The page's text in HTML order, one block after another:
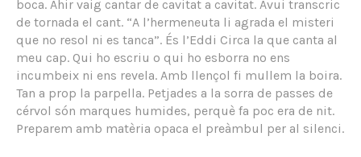
boca. Ahir vaig cantar de cavitat a cavitat. Avui transcric
de tornada el cant. “A l’hermeneuta li agrada el misteri
que no resol ni es tanca”. És l’Eddi Circa la que canta al
meu cap. Qui ho escriu o qui ho esborra no ens
incumbeix ni ens revela. Amb llençol fi mullem la boira.
Tan a prop la parpella. Petjades a la sorra de passes de
cérvol són marques humides, perquè fa poc era de nit.
Preparem amb matèria opaca el preàmbul per al silenci.